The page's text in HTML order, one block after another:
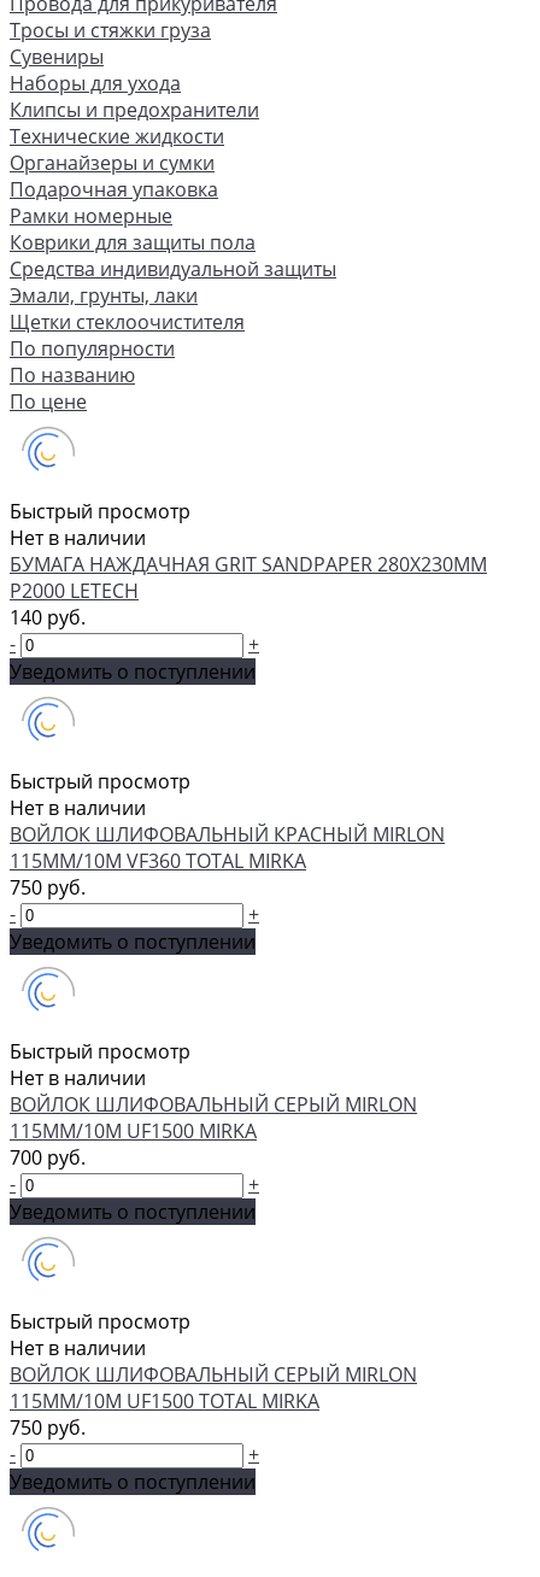
Тросы и стяжки груза
Сувениры
Наборы для ухода
Клипсы и предохранители
Технические жидкости
Органайзеры и сумки
Подарочная упаковка
Рамки номерные
Коврики для защиты пола
Средства индивидуальной защиты
Эмали, грунты, лаки
Щетки стеклоочистителя
По популярности
По названию
По цене
Быстрый просмотр
Нет в наличии
БУМАГА НАЖДАЧНАЯ GRIT SANDPAPER 280Х230ММ
P2000 LETECH
140 руб.
-
+
Уведомить о поступлении
Быстрый просмотр
Нет в наличии
ВОЙЛОК ШЛИФОВАЛЬНЫЙ КРАСНЫЙ MIRLON
115ММ/10М VF360 TOTAL MIRKA
750 руб.
-
+
Уведомить о поступлении
Быстрый просмотр
Нет в наличии
ВОЙЛОК ШЛИФОВАЛЬНЫЙ СЕРЫЙ MIRLON
115ММ/10М UF1500 MIRKA
700 руб.
-
+
Уведомить о поступлении
Быстрый просмотр
Нет в наличии
ВОЙЛОК ШЛИФОВАЛЬНЫЙ СЕРЫЙ MIRLON
115ММ/10М UF1500 TOTAL MIRKA
750 руб.
-
+
Уведомить о поступлении